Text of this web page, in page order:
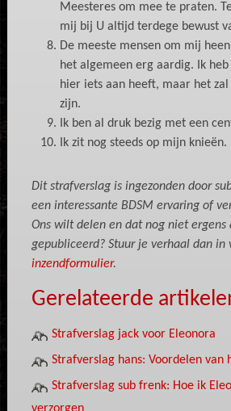
Meesteres om mee te praten.
mij bij U altijd terdege bewust
De meeste mensen om mij
het algemeen erg aardig. Ik
hier iets aan heeft, maar het
zijn.
Ik ben al druk bezig met een
Ik zit nog steeds op mijn knieën.
Dit strafverslag is ingezonden door
een interessante BDSM ervaring of
Ons wilt delen en dat nog niet ergens
gepubliceerd? Stuur je verhaal dan in
inzendformulier.
Gerelateerde
Strafverslag jack voor Eleonora
Strafverslag hans: Voordelen van
Strafverslag sub frenk: Hoe ik